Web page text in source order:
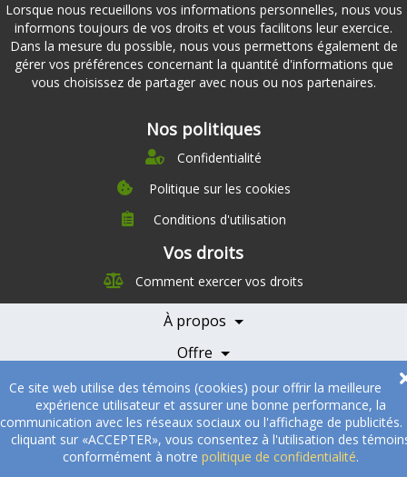
Ce site web utilise des témoins (cookies) pour offrir la meilleure
expérience utilisateur et assurer une bonne performance, la
communication avec les réseaux sociaux ou l'affichage de publicités.
cliquant sur «ACCEPTER», vous consentez à l'utilisation des
conformément à notre politique de confidentialité.
Lorsque nous recueillons vos informations personnelles, nous vous
informons toujours de vos droits et vous facilitons leur exercice.
Dans la mesure du possible, nous vous permettons également de
gérer vos préférences concernant la quantité d'informations que
vous choisissez de partager avec nous ou nos partenaires.
Nos politiques
Confidentialité
Politique sur les cookies
Conditions d'utilisation
Vos droits
Comment exercer vos droits
À propos
À propos
Nutrition
Offre
Témoignages
Partenaires
Nos partenaires
Devenir Partenaire
© 2005-2026Sukha Technologies Inc. SOS Cuisine. Tous droits
réservés.